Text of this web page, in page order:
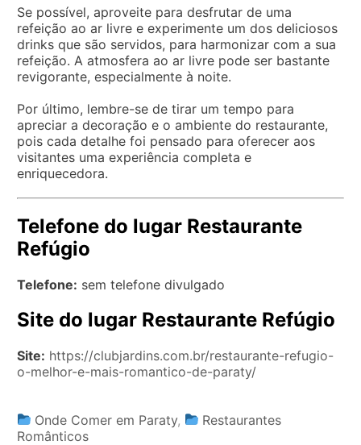
Se possível, aproveite para desfrutar de uma
refeição ao ar livre e experimente um dos deliciosos
drinks que são servidos, para harmonizar com a sua
refeição. A atmosfera ao ar livre pode ser bastante
revigorante, especialmente à noite.
Por último, lembre-se de tirar um tempo para
apreciar a decoração e o ambiente do restaurante,
pois cada detalhe foi pensado para oferecer aos
visitantes uma experiência completa e
enriquecedora.
Telefone do lugar Restaurante
Refúgio
Telefone: sem telefone divulgado
Site do lugar Restaurante Refúgio
Site: https://clubjardins.com.br/restaurante-refugio-
o-melhor-e-mais-romantico-de-paraty/
Onde Comer em Paraty,
Restaurantes
Românticos